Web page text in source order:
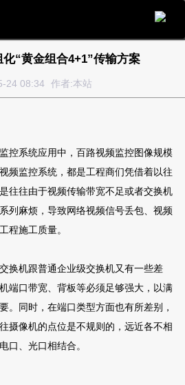
“黄金组合4+1”传输方案
24 08:34 作者:本站
控系统应用中，百路视频监控图像规模
频监控系统，都是工程商们凭借着以往
往往由于视频传输带宽不足或者交换机
列麻烦，导致网络视频信号丢包、视频
程施工质量。
换机跟普通企业级交换机又有一些差
端口带宽、背板等必须足够强大，以满
。同时，在端口类型方面也有所差别，
摄像机的点位是不规则的，远近各不相
口、光口相结合。
留言